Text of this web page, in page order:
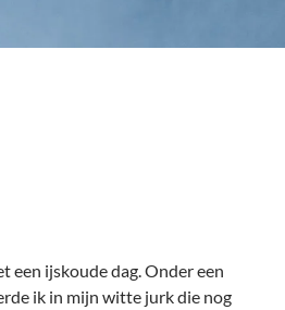
een ijskoude dag. Onder een
ik in mijn witte jurk die nog